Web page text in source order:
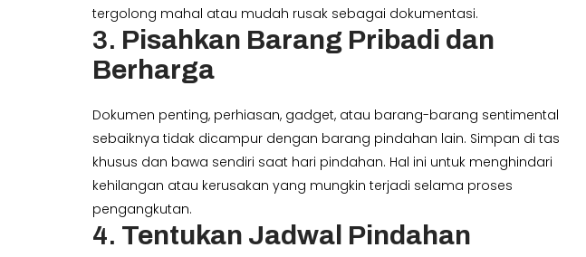
tergolong mahal atau mudah rusak sebagai dokumentasi.
3. Pisahkan Barang Pribadi dan
Berharga
Dokumen penting, perhiasan, gadget, atau barang-barang sentimental
sebaiknya tidak dicampur dengan barang pindahan lain. Simpan di tas
khusus dan bawa sendiri saat hari pindahan. Hal ini untuk menghindari
kehilangan atau kerusakan yang mungkin terjadi selama proses
pengangkutan.
4. Tentukan Jadwal Pindahan